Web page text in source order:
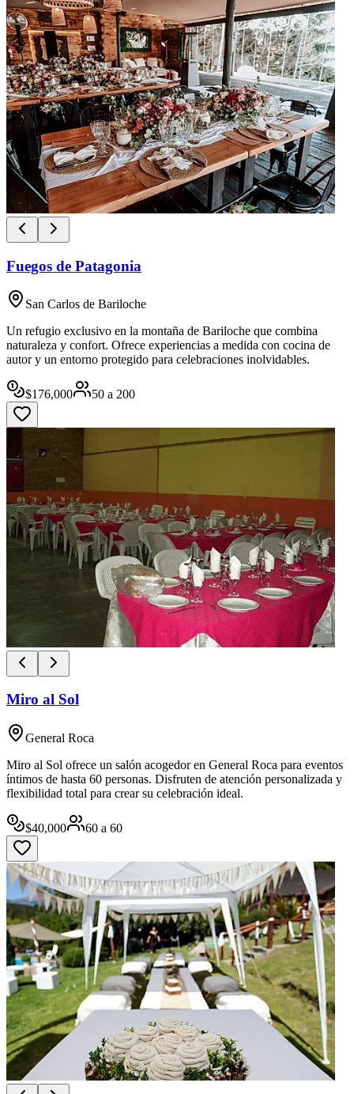
Fuegos de Patagonia
San Carlos de Bariloche
Un refugio exclusivo en la montaña de Bariloche que combina
naturaleza y confort. Ofrece experiencias a medida con cocina de
autor y un entorno protegido para celebraciones inolvidables.
$176,000 50 a 200
Miro al Sol
General Roca
Miro al Sol ofrece un salón acogedor en General Roca para eventos
íntimos de hasta 60 personas. Disfruten de atención personalizada y
flexibilidad total para crear su celebración ideal.
$40,000 60 a 60